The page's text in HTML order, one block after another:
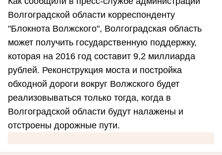
Волгоградской области корреспонденту
"Блокнота Волжского", Волгоградская область
может получить государственную поддержку,
которая на 2016 год составит 9,2 миллиарда
рублей. Реконструкция моста и постройка
обходной дороги вокруг Волжского будет
реализовываться только тогда, когда в
Волгоградской области будут налажены и
отстроены дорожные пути.